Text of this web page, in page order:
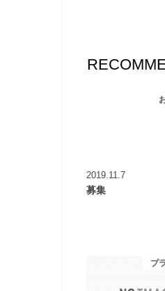
2019.11.7
募集
プ